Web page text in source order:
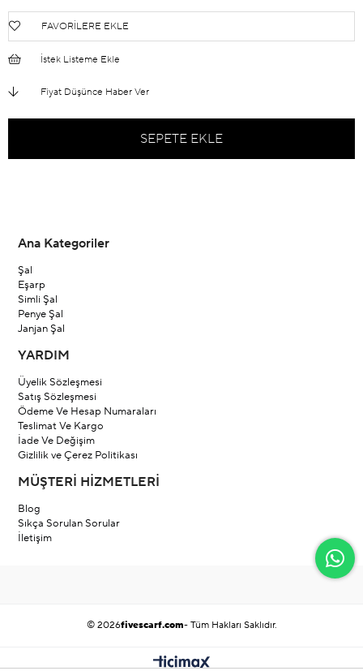
FAVORILERE EKLE
İstek Listeme Ekle
Fiyat Düşünce Haber Ver
Ana Kategoriler
Şal
Eşarp
Simli Şal
Penye Şal
Janjan Şal
YARDIM
Üyelik Sözleşmesi
Satış Sözleşmesi
Ödeme Ve Hesap Numaraları
Teslimat Ve Kargo
İade Ve Değişim
Gizlilik ve Çerez Politikası
MÜŞTERİ HİZMETLERİ
Blog
Sıkça Sorulan Sorular
İletişim
© 2026fivescarf.com- Tüm Hakları Saklıdır.